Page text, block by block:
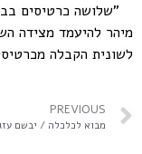
"שלושה כרטיסים
מיהר להיעמד מצידה
לשונית הקבלה
PREVIOUS
מבוא לכלכלה / יבשם